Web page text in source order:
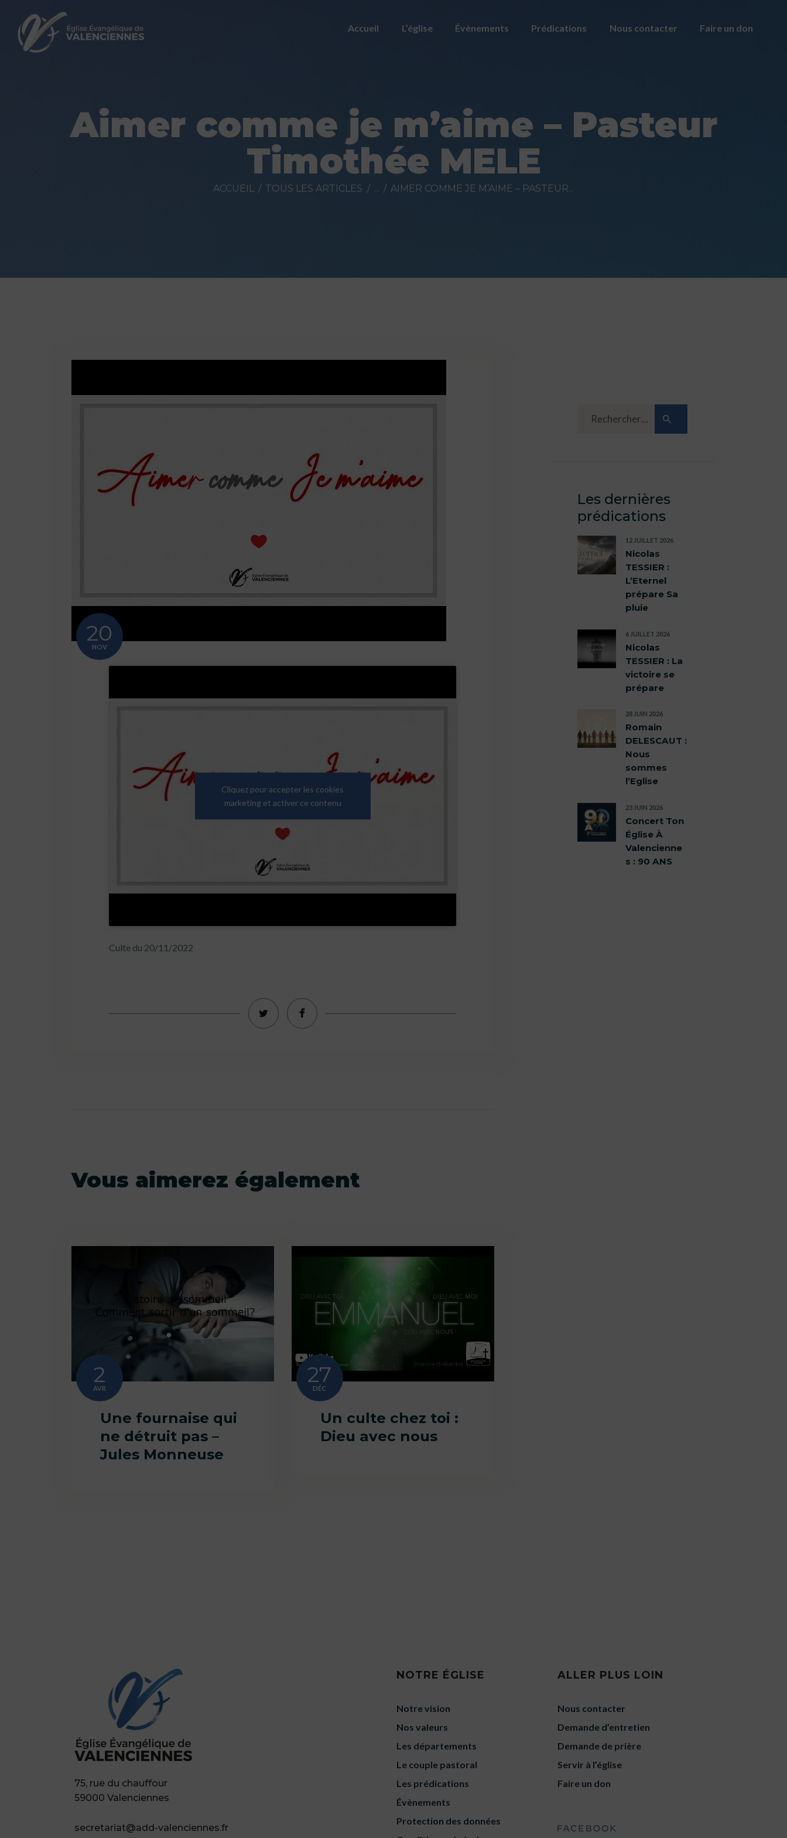
Accueil L’église Évènements Prédications Nous contacter Faire un don
Aimer comme je m’aime – Pasteur
Timothée MELE
ACCUEIL TOUS LES ARTICLES ... AIMER COMME JE M’AIME – PASTEUR...
PRÉDICATIONS
NOUS
CONTACTER
FAIRE UN DON
20
NOV
Cliquez pour accepter les cookies
marketing et activer ce contenu
Culte du 20/11/2022
Vous aimerez également
2
AVR
Une fournaise qui
ne détruit pas –
Jules Monneuse
27
DÉC
Un culte chez toi :
Dieu avec nous
Les dernières
prédications
Nicolas
TESSIER :
L’Eternel
prépare Sa
pluie
12 JUILLET 2026
Nicolas
TESSIER : La
victoire se
prépare
6 JUILLET 2026
Romain
DELESCAUT :
Nous
sommes
l’Eglise
28 JUIN 2026
Concert Ton
Église À
Valencienne
s : 90 ANS
23 JUIN 2026
75, rue du chauffour
59000 Valenciennes
secretariat@add-valenciennes.fr
NOTRE ÉGLISE
Notre vision
Nos valeurs
Les départements
Le couple pastoral
Les prédications
Évènements
Protection des données
ALLER PLUS LOIN
Nous contacter
Demande d’entretien
Demande de prière
Servir à l’église
Faire un don